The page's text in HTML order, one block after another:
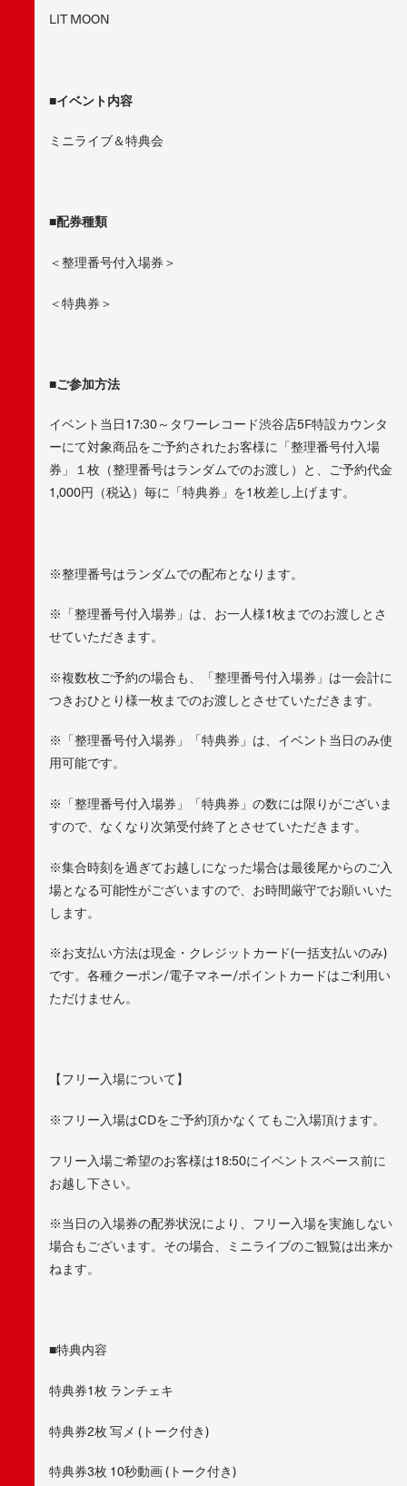
LIT MOON
■イベント内容
ミニライブ＆特典会
■配券種類
＜整理番号付入場券＞
＜特典券＞
■ご参加方法
イベント当日17:30～タワーレコード渋谷店5F特設カウンタ
ーにて対象商品をご予約されたお客様に「整理番号付入場
券」１枚（整理番号はランダムでのお渡し）と、ご予約代金
1,000円（税込）毎に「特典券」を1枚差し上げます。
※整理番号はランダムでの配布となります。
※「整理番号付入場券」は、お一人様1枚までのお渡しとさ
せていただきます。
※複数枚ご予約の場合も、「整理番号付入場券」は一会計に
つきおひとり様一枚までのお渡しとさせていただきます。
※「整理番号付入場券」「特典券」は、イベント当日のみ使
用可能です。
※「整理番号付入場券」「特典券」の数には限りがございま
すので、なくなり次第受付終了とさせていただきます。
※集合時刻を過ぎてお越しになった場合は最後尾からのご入
場となる可能性がございますので、お時間厳守でお願いいた
します。
※お支払い方法は現金・クレジットカード(一括支払いのみ)
です。各種クーポン/電子マネー/ポイントカードはご利用い
ただけません。
【フリー入場について】
※フリー入場はCDをご予約頂かなくてもご入場頂けます。
フリー入場ご希望のお客様は18:50にイベントスペース前に
お越し下さい。
※当日の入場券の配券状況により、フリー入場を実施しない
場合もございます。その場合、ミニライブのご観覧は出来か
ねます。
■特典内容
特典券1枚 ランチェキ
特典券2枚 写メ (トーク付き)
特典券3枚 10秒動画 (トーク付き)